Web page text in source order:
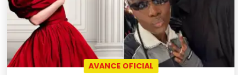
AVANCE OFICIAL